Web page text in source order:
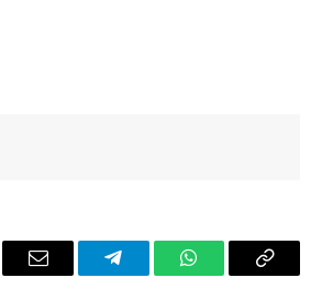
Email TelegramWhatsAppCopy